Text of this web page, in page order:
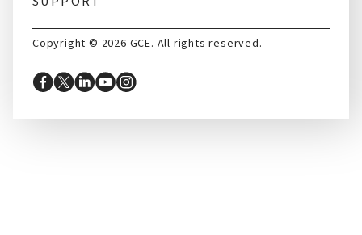
Copyright © 2026 GCE. All rights reserved.